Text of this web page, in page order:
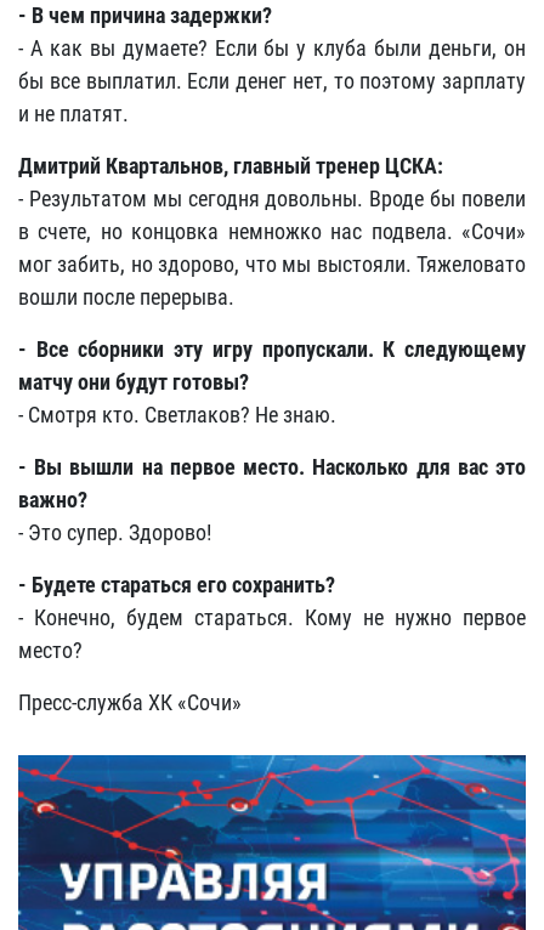
- В чем причина задержки?
- А как вы думаете? Если бы у клуба были деньги, он
бы все выплатил. Если денег нет, то поэтому зарплату
и не платят.
Дмитрий Квартальнов, главный тренер ЦСКА:
- Результатом мы сегодня довольны. Вроде бы повели
в счете, но концовка немножко нас подвела. «Сочи»
мог забить, но здорово, что мы выстояли. Тяжеловато
вошли после перерыва.
- Все сборники эту игру пропускали. К следующему
матчу они будут готовы?
- Смотря кто. Светлаков? Не знаю.
- Вы вышли на первое место. Насколько для вас это
важно?
- Это супер. Здорово!
- Будете стараться его сохранить?
- Конечно, будем стараться. Кому не нужно первое
место?
Пресс-служба ХК «Сочи»